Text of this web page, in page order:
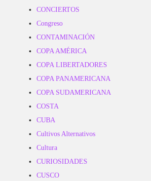
CONCIERTOS
Congreso
CONTAMINACIÓN
COPA AMÉRICA
COPA LIBERTADORES
COPA PANAMERICANA
COPA SUDAMERICANA
COSTA
CUBA
Cultivos Alternativos
Cultura
CURIOSIDADES
CUSCO